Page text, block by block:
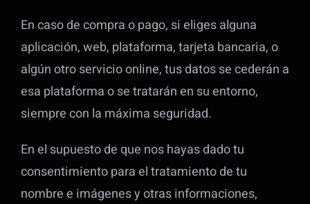
En caso de compra o pago, si eliges alguna
aplicación, web, plataforma, tarjeta bancaria, o
algún otro servicio online, tus datos se cederán a
esa plataforma o se tratarán en su entorno,
siempre con la máxima seguridad.
En el supuesto de que nos hayas dado tu
consentimiento para el tratamiento de tu
nombre e imágenes y otras informaciones,